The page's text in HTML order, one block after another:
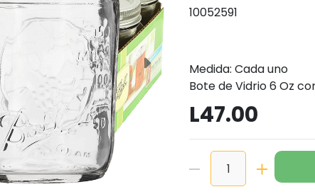
10052591
Medida: Cada uno
Bote de Vidrio 6 Oz
L47.00